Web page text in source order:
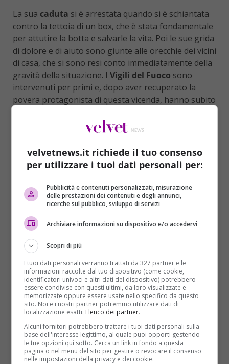
La sua caduta si è arrestata quando si è schiantata
contro la tettoia di un box, che è stata fondamentale
per attutire la botta e salvarle la vita. Poi le sue grida
di dolore e di aiuto sono giunte alle orecchie dei vicini
di casa, che si sono resi conto immediatamente della
gravità della situazione. I Vigili del Fuoco sono
intervenuti per primi e, dopo aver recuperato la
povera protagonista di questa vicenda, hanno subito
agenti del commissariato di Torre Maura, che hanno
presto individuato il marito della vittima grazie alle
testimonianze di alcune persone.
Quando l’uomo è stato raggiunto si trovava
confusionale. Prima ha tentato unafuga, poi,
quando si è accorto che i suoi sforzi erano inutili, si è
arreso e si è consegnato alle forze dell’ordine.
Adesso deve rispondere ditentato omicidioai danni
della moglie. Secondo una prima ricostruzione,
durante la notte di Capodanno, tra i due ci sarebbe
stata unalite, scoppiata per banali motivi. Tuttavia
la situazione sarebbe degenerata e lui, colto da un
raptus di rabbia, avrebbe spinto la donna fuori dalla
finestra. Ora è ricoverata con diverse ferite e
fratture, ma non si trova in pericolo di vita.
velvetnews.it richiede il tuo consenso
per utilizzare i tuoi dati personali per:
Pubblicità e contenuti personalizzati, misurazione
delle prestazioni dei contenuti e degli annunci,
ricerche sul pubblico, sviluppo di servizi
Archiviare informazioni su dispositivo e/o accedervi
Scopri di più
I tuoi dati personali verranno trattati da 327 partner e le
informazioni raccolte dal tuo dispositivo (come cookie,
identificatori univoci e altri dati del dispositivo) potrebbero
essere condivise con questi ultimi, da loro visualizzate e
memorizzate oppure essere usate nello specifico da questo
sito. Noi e i nostri partner potremmo utilizzare dati di
localizzazione esatti. Elenco dei partner.
Alcuni fornitori potrebbero trattare i tuoi dati personali sulla
base dell'interesse legittimo, al quale puoi opporti gestendo
le tue opzioni qui sotto. Cerca un link in fondo a questa
pagina o nel menu del sito per gestire o revocare il consenso
nelle impostazioni della privacy e dei cookie.